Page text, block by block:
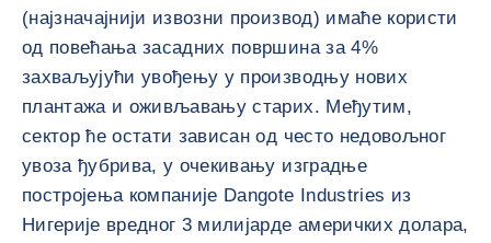
(најзначајнији извозни производ) имаће користи
од повећања засадних површина за 4%
захваљујући увођењу у производњу нових
плантажа и оживљавању старих. Међутим,
сектор ће остати зависан од често недовољног
увоза ђубрива, у очекивању изградње
постројења компаније Dangote Industries из
Нигерије вредног 3 милијарде америчких долара,